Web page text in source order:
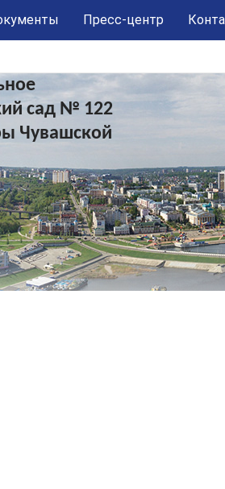
Пресс-центр
сад № 122
Чувашской